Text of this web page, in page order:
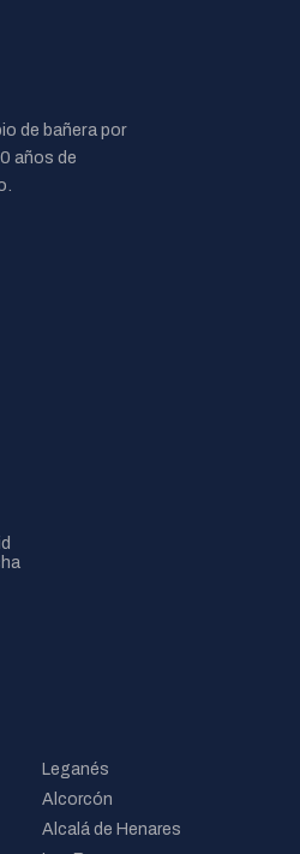
de bañera por
años de
Leganés
Alcorcón
Alcalá de Henares